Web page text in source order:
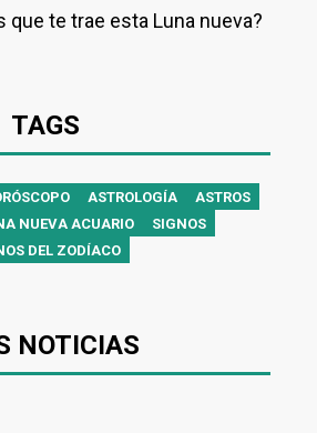
que te trae esta Luna nueva?
TAGS
ASTROLOGÍA
ASTROS
NUEVA ACUARIO
SIGNOS
DEL ZODÍACO
NOTICIAS